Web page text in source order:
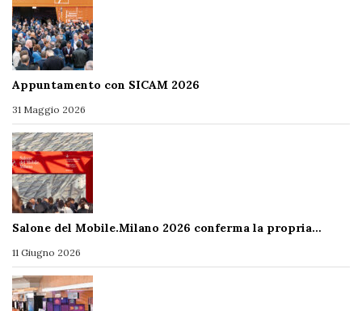
Appuntamento con SICAM 2026
31 Maggio 2026
Salone del Mobile.Milano 2026 conferma la propria…
11 Giugno 2026